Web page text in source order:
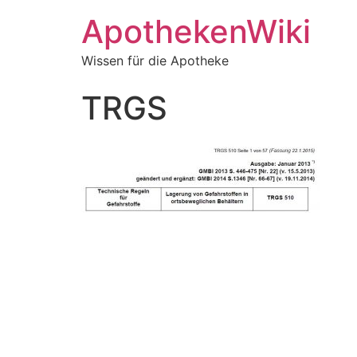
ApothekenWiki
Wissen für die Apotheke
TRGS